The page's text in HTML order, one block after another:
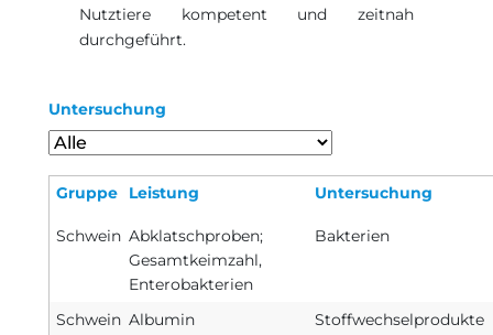
Nutztiere kompetent und zeitnah
durchgeführt.
Untersuchung
Gruppe Leistung Untersuchung
Schwein Abklatschproben;
Gesamtkeimzahl,
Enterobakterien
Bakterien
Schwein Albumin
Stoffwechselprodukte